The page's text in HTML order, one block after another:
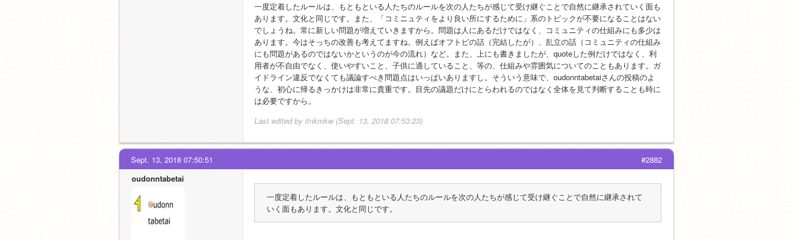
一度定着したルールは、もともといる人たちのルールを次の人たちが感じて受け継ぐことで自然に継承されていく面も
あります。文化と同じです。また、「コミニュティをより良い所にするために」系のトピックが不要になることはない
でしょうね。常に新しい問題が増えていきますから。問題は人にあるだけではなく、コミュニティの仕組みにも多少は
あります。今はそっちの改善も考えてますね。例えばオフトピの話（完結したが）、乱立の話（コミュニティの仕組み
にも問題があるのではないかというのが今の流れ）など。また、上にも書きましたが、quoteした例だけではなく、利
用者が不自由でなく、使いやすいこと、子供に適していること、等の、仕組みや雰囲気についてのこともあります。ガ
イドライン違反でなくても議論すべき問題点はいっぱいありますし。そういう意味で、oudonntabetaiさんの投稿のよ
うな、初心に帰るきっかけは非常に貴重です。目先の議題だけにとらわれるのではなく全体を見て判断することも時に
は必要ですから。
Last edited by itnkmkw (Sept. 13, 2018 07:53:23)
#2882
Sept. 13, 2018 07:50:51
oudonntabetai
一度定着したルールは、もともといる人たちのルールを次の人たちが感じて受け継ぐことで自然に継承されて
いく面もあります。文化と同じです。